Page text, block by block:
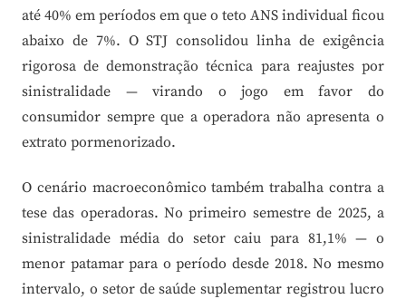
até 40% em períodos em que o teto ANS individual ficou
abaixo de 7%. O STJ consolidou linha de exigência
rigorosa de demonstração técnica para reajustes por
sinistralidade — virando o jogo em favor do
consumidor sempre que a operadora não apresenta o
extrato pormenorizado.
O cenário macroeconômico também trabalha contra a
tese das operadoras. No primeiro semestre de 2025, a
sinistralidade média do setor caiu para 81,1% — o
menor patamar para o período desde 2018. No mesmo
intervalo, o setor de saúde suplementar registrou lucro